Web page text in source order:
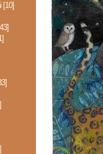
[10]